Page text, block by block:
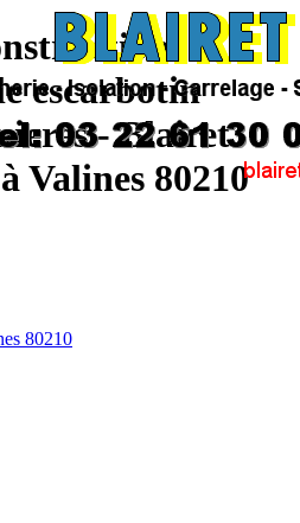
escarbotin
- Blairet
Valines 80210